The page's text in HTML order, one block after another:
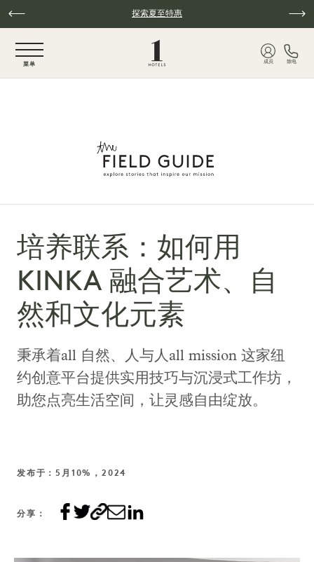
跳至主要内容 探索夏至特惠
菜单
成员 致电
培养联系：如何用
KINKA 融合艺术、自
然和文化元素
秉承着all 自然、人与人all mission 这家纽
约创意平台提供实用技巧与沉浸式工作坊，
助您点亮生活空间，让灵感自由绽放。
发布于：5月10%，2024
分享：